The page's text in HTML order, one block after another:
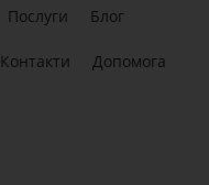
Послуги Блог
Контакти Допомога